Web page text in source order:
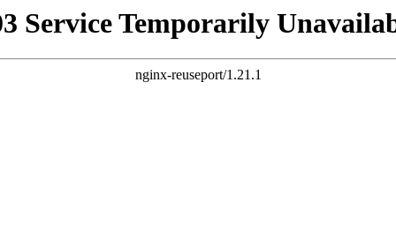
Service Temporarily
nginx-reuseport/1.21.1